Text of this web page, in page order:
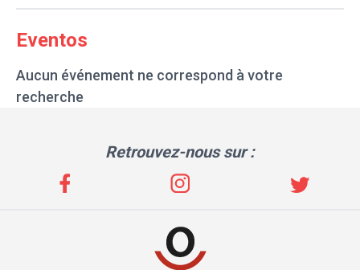
Eventos
Aucun événement ne correspond à votre
recherche
Retrouvez-nous sur :